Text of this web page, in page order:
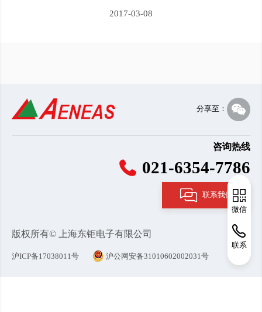
2017-03-08
分享至：
咨询热线
021-6354-7786
联系我们
版权所有© 上海东钜电子有限公司
沪ICP备17038011号 沪公网安备31010602002031号
微信
联系